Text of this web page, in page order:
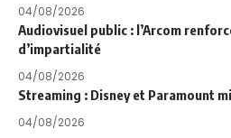
04/08/2026
Audiovisuel public : l’Arcom
d’impartialité
04/08/2026
Streaming : Disney et Paramount
04/08/2026